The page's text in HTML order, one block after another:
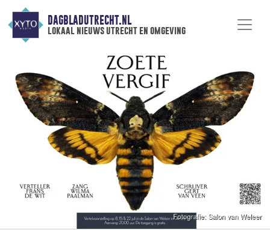
DAGBLADUTRECHT.NL
lokaal nieuws utrecht en omgeving